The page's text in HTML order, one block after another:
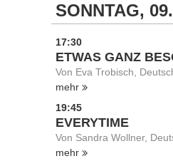
SONNTAG,
17:30
ETWAS GANZ
Von Eva Trobisch,
mehr
19:45
EVERYTIME
Von Sandra Wollner,
mehr